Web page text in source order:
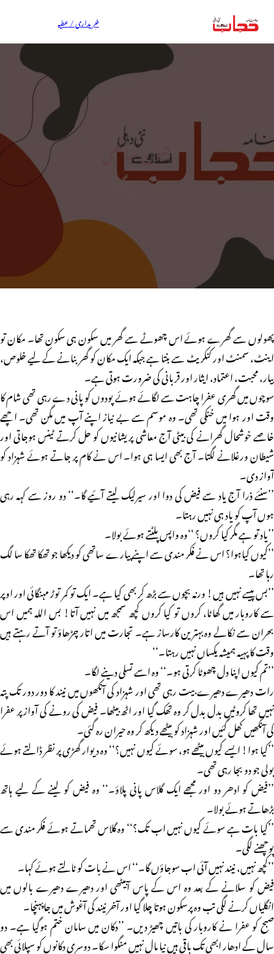
خریداری / عطیہ
جیون ساتھی
نواز تحسین جگتیال
پھولوں سے گھرے ہوئے اس چھوٹے سے گھر میں سکون ہی سکون تھا۔ مکان تو
اینٹ، سمنٹ اور کنکریٹ سے بنتا ہے جبکہ ایک مکان کو گھر بنانے کے لیے خلوص،
پیار، محبت، اعتماد، ایثار اور قربانی کی ضرورت ہوتی ہے۔
سوچوں میں گھری عفرا چاہت سے لگائے ہوئے پودوں کو پانی دے رہی تھی شام کا
وقت اور ہوا میں خنکی تھی۔ وہ موسم سے بے نیاز اپنے آپ میں مگن تھی۔ اچھے
خاصے خوشحال گھرانے کی بیٹی آج معاشی پریشانیوں کو حل کرتے ٹینس ہوجاتی اور
شیطان ورغلانے لگتا۔ آج بھی ایسا ہی ہوا۔ اس نے کام پر جاتے ہوئے شہزاد کو
آواز دی۔
’’سنئے ذرا آج یاد سے فیض کی دوا اور سیرلیک لیتے آئیے گا۔‘‘ دو روز سے کہہ رہی
ہوں آپ کو یاد ہی نہیں رہتا۔
’’یاد تو ہے مگر کیا کروں؟ ‘‘وہ واپس پلٹتے ہوئے بولا۔
’’کیوں کیاہوا؟ اس نے فکر مندی سے اپنے پیارے ساتھی کو دیکھا جو تھکا تھکا سا لگ
رہا تھا۔
’’بس پیسے نہیں ہیں! ورنہ بچوں سے بڑھ کر بھی کیا ہے۔ ایک تو کمر توڑ مہنگائی اور اوپر
سے کاروبار میں گھاٹا، کروں تو کیا کروں کچھ سمجھ میں نہیں آتا! بس اللہ ہمیں اس
بحران سے نکالے وہ بہترین کارساز ہے۔ تجارت میں اتار چڑھاؤ تو آتے رہتے ہیں
وقت کا پہیہ ہمیشہ یکساں نہیں رہتا۔‘‘
’’تم کیوں اپنا دل چھوٹا کرتی ہو۔‘‘ وہ اسے تسلی دینے لگا۔
رات دھیرے دھیرے بیت رہی تھی اور شہزاد کی آنکھوں میں نیند کا دور دور تک پتہ
نہیں تھا کروٹیں بدل بدل کر وہ تھک گیا اور اٹھ بیٹھا۔ فیض کی رونے کی آواز پر عفرا
کی آنکھیں کھل گئیں اور شہزاد کو بیٹھے دیکھ کر وہ حیران رہ گئی۔
’’کیا ہوا! ایسے کیوں بیٹھے ہو، سوئے کیوں نہیں؟‘‘ وہ دیوار گھڑی پر نظر ڈالتے ہوئے
بولی جو دو بجا رہی تھی۔
’’فیض کو ادھر دو اور مجھے ایک گلاس پانی پلاؤ۔‘‘ وہ فیض کو لینے کے لیے ہاتھ
بڑھاتے ہوئے بولا۔
’’کیا بات ہے سوئے کیوں نہیں اب تک؟‘‘ وہ گلاس تھماتے ہوئے فکر مندی سے
پوچھنے لگی۔
’’کچھ نہیں، نیند نہیں آئی اب سوجاؤں گا۔‘‘ اس نے بات کو ٹالتے ہوئے کہا۔
فیض کو سلانے کے بعد وہ اس کے پاس آبیٹھی اور دھیرے دھیرے بالوں میں
انگلیاں کرنے لگی تب وہ پرسکون ہوتا چلا گیا اور آخر نیند کی آغوش میں جاپہنچا۔
صبح کو عفرا نے کاروبار کی باتیں چھیڑ دیں۔ ’’دکان میں سامان ختم ہوگیا ہے۔ دو
سال کے ادھار ابھی تک باقی ہیں نیا مال نہیں منگوا سکا۔ دوسری دکانوں کو سپلائی بھی